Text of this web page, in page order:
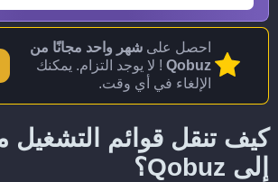
احصل على شهر واحد مجانًا من
Qobuz ! لا يوجد التزام. يمكنك
الإلغاء في أي وقت.
إلى Qobuz؟